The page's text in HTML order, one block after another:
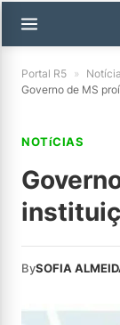
Portal R5 »
Governo de MS
NOTíCIAS
BySOFIA